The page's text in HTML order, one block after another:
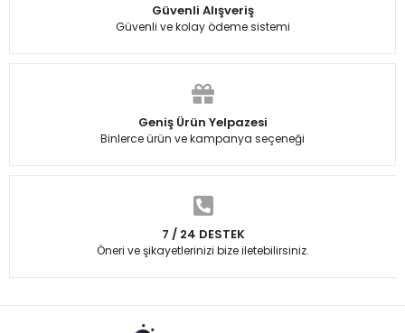
Güvenli Alışveriş
Güvenli ve kolay ödeme sistemi
Geniş Ürün Yelpazesi
Binlerce ürün ve kampanya seçeneği
7 / 24 DESTEK
Öneri ve şikayetlerinizi bize iletebilirsiniz.